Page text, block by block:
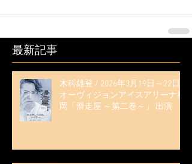
最新記事
木科雄登 / 2026年3月19日～22日
オーヴィジョンアイスアリーナ福
岡「滑走屋 ～第二巻～」 出演